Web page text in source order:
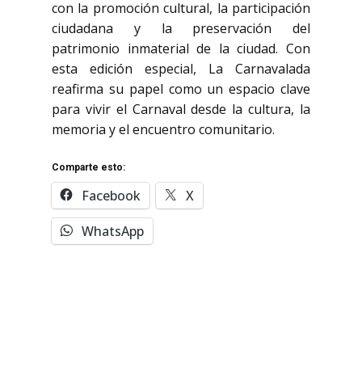
con la promoción cultural, la participación
ciudadana y la preservación del
patrimonio inmaterial de la ciudad. Con
esta edición especial, La Carnavalada
reafirma su papel como un espacio clave
para vivir el Carnaval desde la cultura, la
memoria y el encuentro comunitario.
Comparte esto:
Facebook
X
WhatsApp